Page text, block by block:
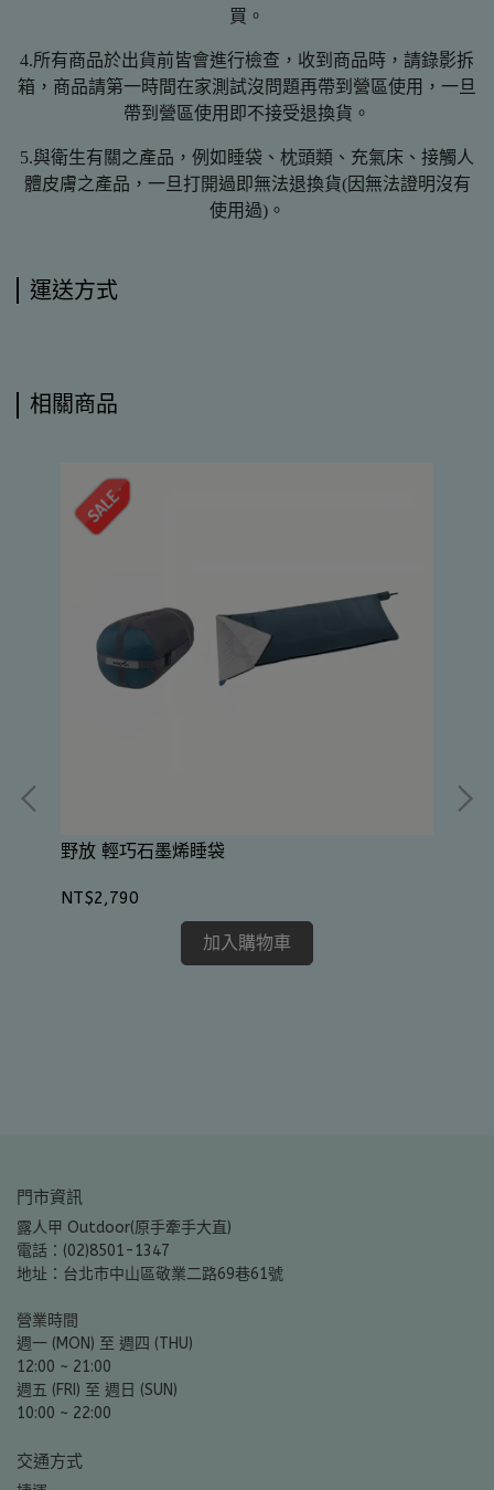
買。
4.所有商品於出貨前皆會進行檢查，收到商品時，請錄影拆
箱，商品請第一時間在家測試沒問題再帶到營區使用，一旦
帶到營區使用即不接受退換貨。
5.與衛生有關之產品，例如睡袋、枕頭類、充氣床、接觸人
體皮膚之產品，一旦打開過即無法退換貨(因無法證明沒有
使用過)。
運送方式
相關商品
野放 輕巧石墨烯睡袋
NT$2,790
加入購物車
門市資訊
露人甲 Outdoor(原手牽手大直)
電話：(02)8501-1347
地址：台北市中山區敬業二路69巷61號
營業時間
週一 (MON) 至 週四 (THU)
12:00 ~ 21:00
週五 (FRI) 至 週日 (SUN)
10:00 ~ 22:00
交通方式